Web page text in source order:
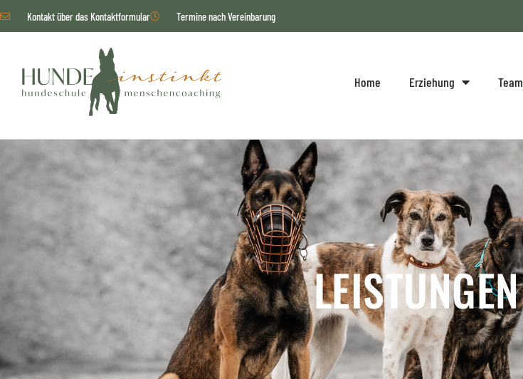
Kontakt über das Kontaktformular Termine nach Vereinbarung
Home Erziehung Team
LEISTUNGEN